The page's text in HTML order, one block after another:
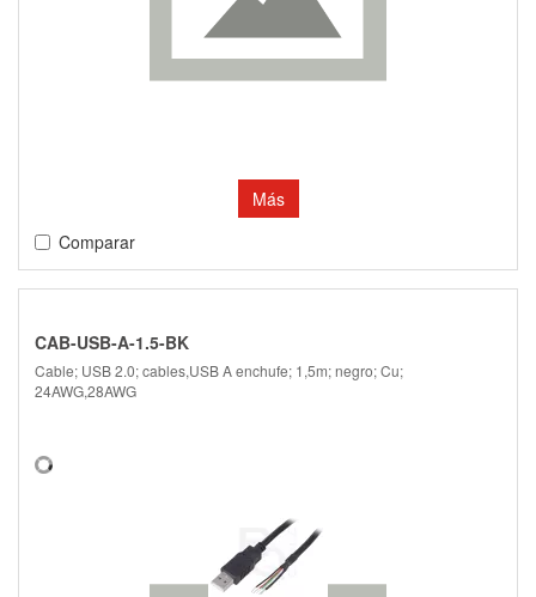
Más
Comparar
CAB-USB-A-1.5-BK
Cable; USB 2.0; cables,USB A enchufe; 1,5m; negro; Cu;
24AWG,28AWG